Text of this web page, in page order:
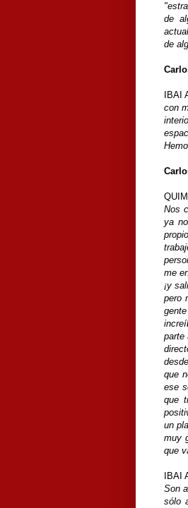
de
de
IBAI
con
Nos
ya
me
¡y
pero
parte
que
ese
que
un
muy
que
IBAI
Son
sólo